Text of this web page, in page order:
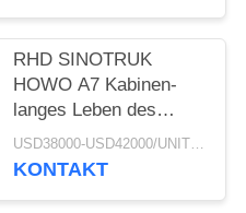
RHD SINOTRUK
HOWO A7 Kabinen-
langes Leben des
Bergbau-Kipper-
Kipplaster-
USD38000-USD42000/UNIT)negotiation MOQ:1 EINHEIT
KONTAKT